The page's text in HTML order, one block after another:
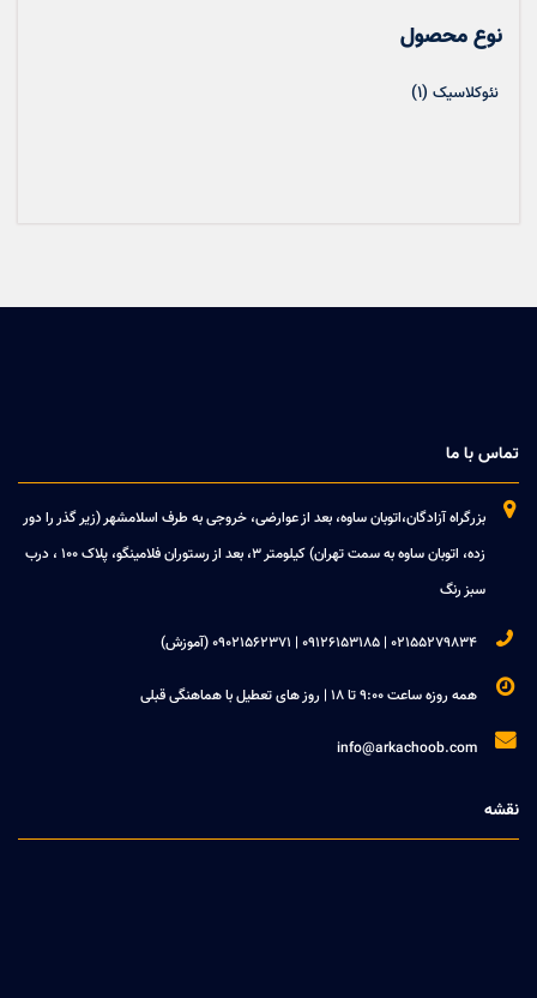
نوع محصول
نئوکلاسیک (1)
تماس با ما

بزرگراه آزادگان،اتوبان ساوه، بعد از عوارضی، خروجی به طرف اسلامشهر (زیر گذر را دور
زده، اتوبان ساوه به سمت تهران) کیلومتر 3، بعد از رستوران فلامینگو، پلاک 100 ، درب
سبز رنگ
 02155279834 | 09126153185 | 09021562371 (آموزش)
 همه روزه ساعت 9:00 تا 18 | روز های تعطیل با هماهنگی قبلی

info@arkachoob.com
نقشه